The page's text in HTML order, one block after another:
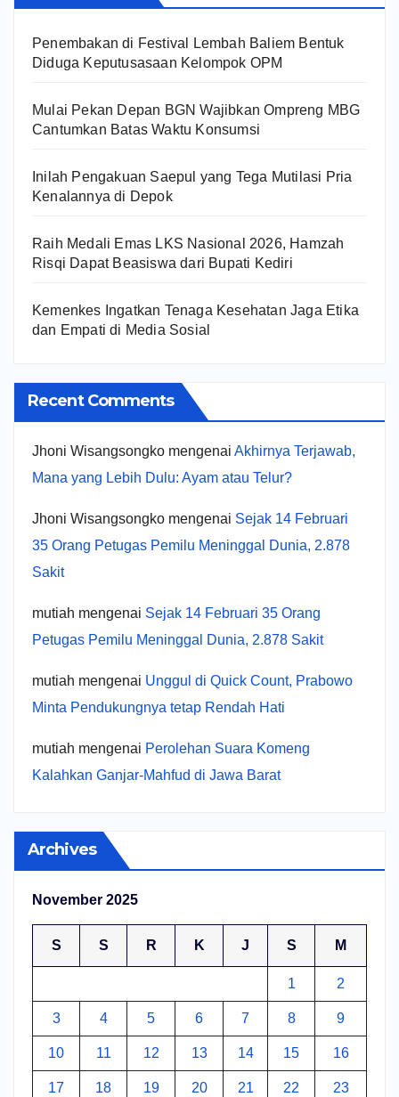
Penembakan di Festival Lembah Baliem Bentuk
Diduga Keputusasaan Kelompok OPM
Mulai Pekan Depan BGN Wajibkan Ompreng MBG
Cantumkan Batas Waktu Konsumsi
Inilah Pengakuan Saepul yang Tega Mutilasi Pria
Kenalannya di Depok
Raih Medali Emas LKS Nasional 2026, Hamzah
Risqi Dapat Beasiswa dari Bupati Kediri
Kemenkes Ingatkan Tenaga Kesehatan Jaga Etika
dan Empati di Media Sosial
Recent Comments
Jhoni Wisangsongko mengenai Akhirnya Terjawab,
Mana yang Lebih Dulu: Ayam atau Telur?
Jhoni Wisangsongko mengenai Sejak 14 Februari
35 Orang Petugas Pemilu Meninggal Dunia, 2.878
Sakit
mutiah mengenai Sejak 14 Februari 35 Orang
Petugas Pemilu Meninggal Dunia, 2.878 Sakit
mutiah mengenai Unggul di Quick Count, Prabowo
Minta Pendukungnya tetap Rendah Hati
mutiah mengenai Perolehan Suara Komeng
Kalahkan Ganjar-Mahfud di Jawa Barat
Archives
November 2025
S S R K J S M
1 2
3 4 5 6 7 8 9
10 11 12 13 14 15 16
17 18 19 20 21 22 23